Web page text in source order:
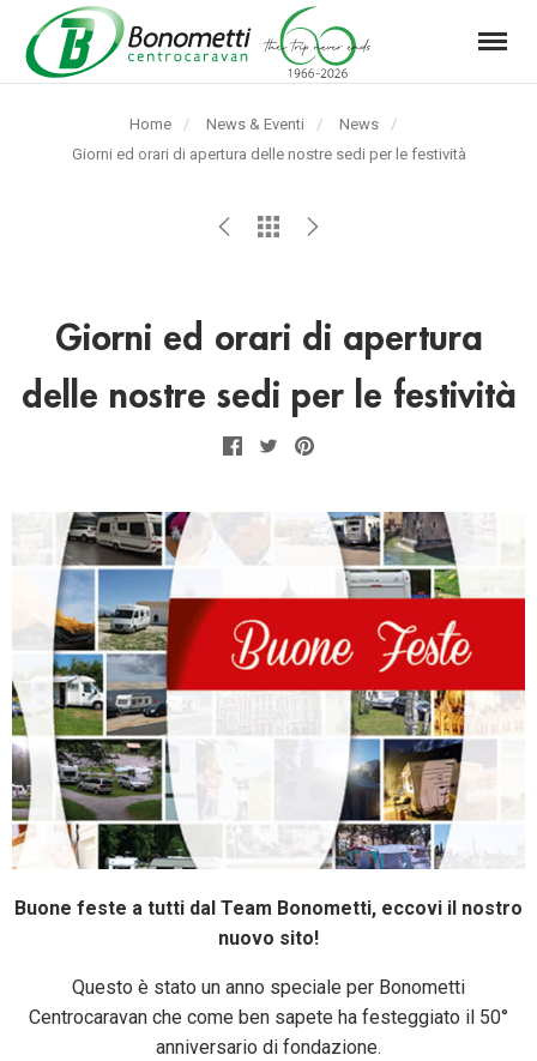
Automarket
Menu
Home News & Eventi
News
Pagina
Giorni ed orari di apertura delle nostre sedi per le festività
Giorni ed orari di apertura
delle nostre sedi per le festività
Buone feste a tutti dal Team Bonometti, eccovi il nostro
nuovo sito!
Questo è stato un anno speciale per Bonometti
Centrocaravan che come ben sapete ha festeggiato il 50°
anniversario di fondazione.